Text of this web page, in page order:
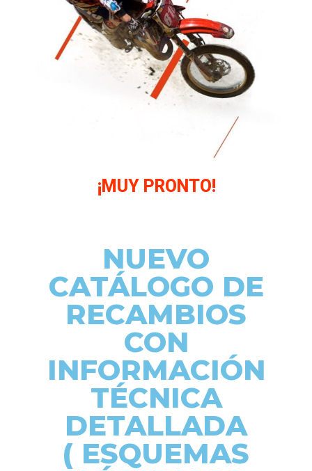
¡MUY PRONTO!
NUEVO
CATÁLOGO DE
RECAMBIOS
CON
INFORMACIÓN
TÉCNICA
DETALLADA
( ESQUEMAS